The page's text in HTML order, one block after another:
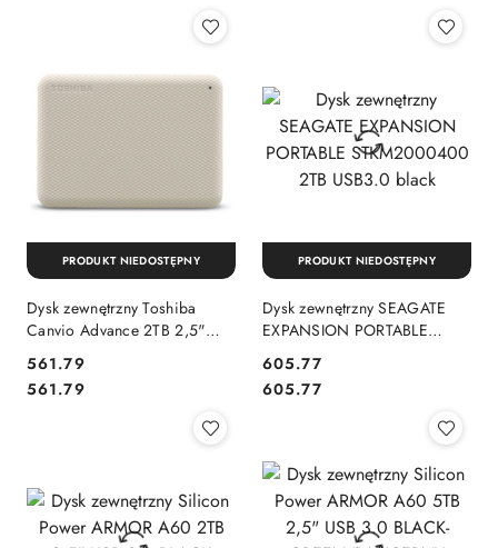
Dysk zewnętrzny Toshiba
Canvio Advance 2TB 2,5"
Cena:
561.79
Cena:
561.79
PRODUKT NIEDOSTĘPNY
Dysk zewnętrzny SEAGATE
EXPANSION PORTABLE
black
Cena:
605.77
Cena:
605.77
PRODUKT NIEDOSTĘPNY